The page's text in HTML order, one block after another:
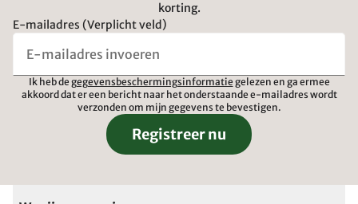
korting.
E-mailadres (Verplicht veld)
Ik heb de gegevensbeschermingsinformatie gelezen en ga ermee
akkoord dat er een bericht naar het onderstaande e-mailadres wordt
verzonden om mijn gegevens te bevestigen.
Registreer nu